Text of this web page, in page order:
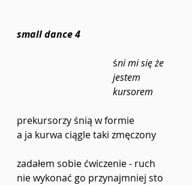
small dance 4
śni mi się że
jestem
kursorem
prekursorzy śnią w formie
a ja kurwa ciągle taki zmęczony
zadałem sobie ćwiczenie - ruch
nie wykonać go przynajmniej sto